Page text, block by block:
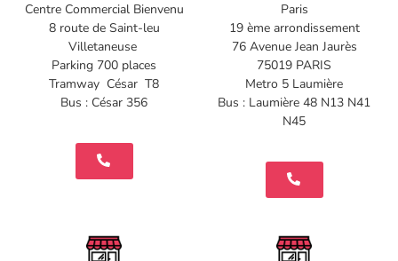
Centre Commercial Bienvenu
8 route de Saint-leu
Villetaneuse
Parking 700 places
Tramway César T8
Bus : César 356
Paris
19 ème arrondissement
76 Avenue Jean Jaurès
75019 PARIS
Metro 5 Laumière
Bus : Laumière 48 N13 N41
N45